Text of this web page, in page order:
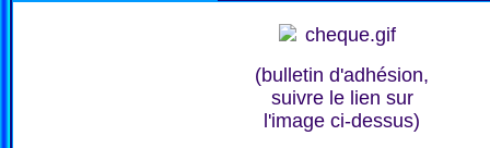
(bulletin d'adhésion,
suivre le lien sur
l'image ci-dessus)